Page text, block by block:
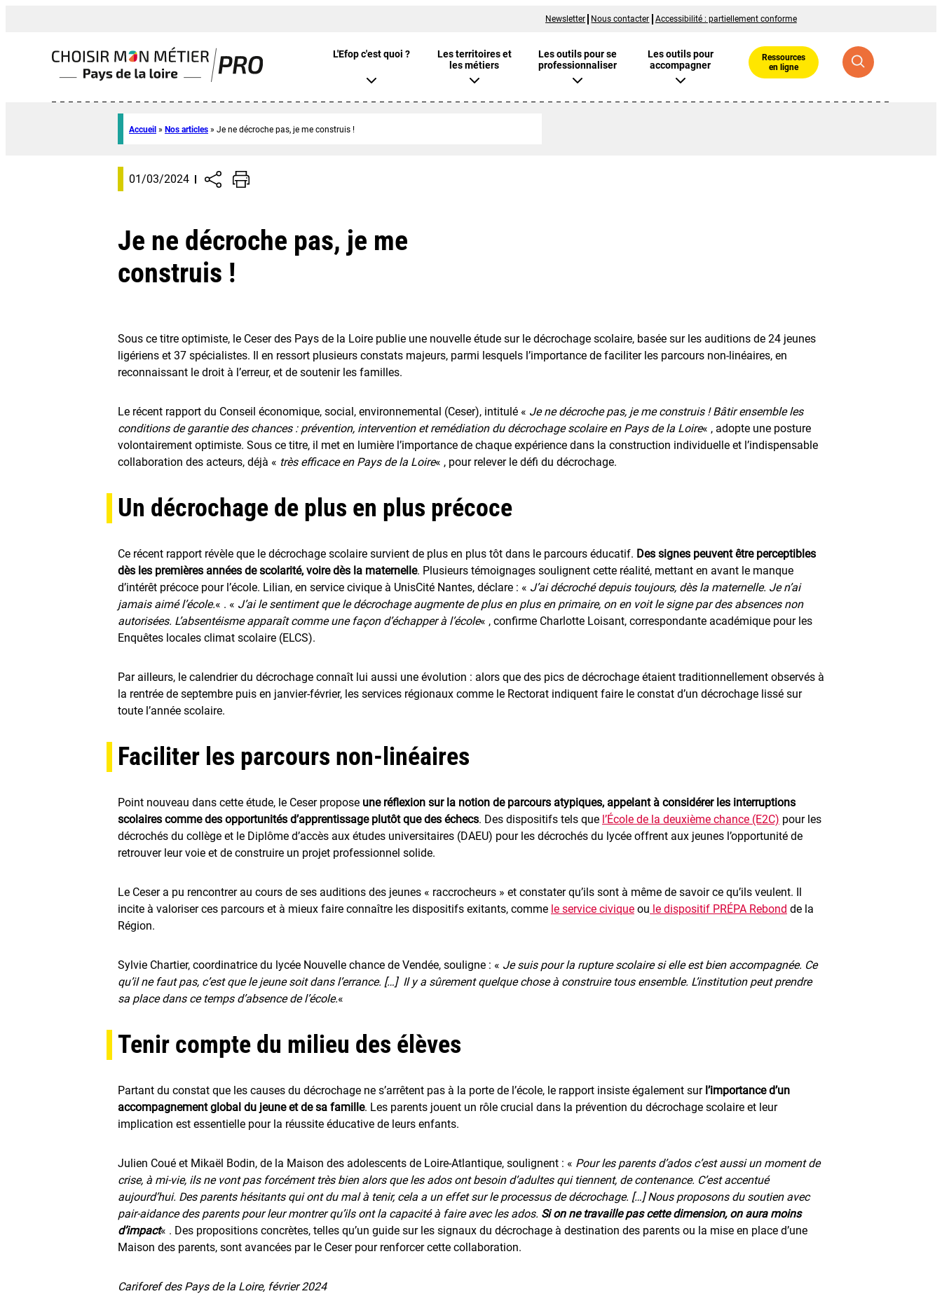
Newsletter Nous contacter Accessibilité : partiellement conforme
L'Efop c'est quoi ?
Les territoires et
les métiers
Les outils pour se
professionnaliser
Les outils pour
accompagner
Ressources
en ligne
Accueil » Nos articles » Je ne décroche pas, je me construis !
01/03/2024
Je ne décroche pas, je me
construis !
Sous ce titre optimiste, le Ceser des Pays de la Loire publie une nouvelle étude sur le décrochage scolaire, basée sur les auditions de 24 jeunes
ligériens et 37 spécialistes. Il en ressort plusieurs constats majeurs, parmi lesquels l’importance de faciliter les parcours non-linéaires, en
reconnaissant le droit à l’erreur, et de soutenir les familles.
Le récent rapport du Conseil économique, social, environnemental (Ceser), intitulé « Je ne décroche pas, je me construis ! Bâtir ensemble les
conditions de garantie des chances : prévention, intervention et remédiation du décrochage scolaire en Pays de la Loire« , adopte une posture
volontairement optimiste. Sous ce titre, il met en lumière l’importance de chaque expérience dans la construction individuelle et l’indispensable
collaboration des acteurs, déjà « très efficace en Pays de la Loire« , pour relever le défi du décrochage.
Un décrochage de plus en plus précoce
Ce récent rapport révèle que le décrochage scolaire survient de plus en plus tôt dans le parcours éducatif. Des signes peuvent être perceptibles
dès les premières années de scolarité, voire dès la maternelle. Plusieurs témoignages soulignent cette réalité, mettant en avant le manque
d’intérêt précoce pour l’école. Lilian, en service civique à UnisCité Nantes, déclare : « J’ai décroché depuis toujours, dès la maternelle. Je n’ai
jamais aimé l’école.« . « J’ai le sentiment que le décrochage augmente de plus en plus en primaire, on en voit le signe par des absences non
autorisées. L’absentéisme apparaît comme une façon d’échapper à l’école« , confirme Charlotte Loisant, correspondante académique pour les
Enquêtes locales climat scolaire (ELCS).
Par ailleurs, le calendrier du décrochage connaît lui aussi une évolution : alors que des pics de décrochage étaient traditionnellement observés à
la rentrée de septembre puis en janvier-février, les services régionaux comme le Rectorat indiquent faire le constat d’un décrochage lissé sur
toute l’année scolaire.
Faciliter les parcours non-linéaires
Point nouveau dans cette étude, le Ceser propose une réflexion sur la notion de parcours atypiques, appelant à considérer les interruptions
scolaires comme des opportunités d’apprentissage plutôt que des échecs. Des dispositifs tels que l’École de la deuxième chance (E2C) pour les
décrochés du collège et le Diplôme d’accès aux études universitaires (DAEU) pour les décrochés du lycée offrent aux jeunes l’opportunité de
retrouver leur voie et de construire un projet professionnel solide.
Le Ceser a pu rencontrer au cours de ses auditions des jeunes « raccrocheurs » et constater qu’ils sont à même de savoir ce qu’ils veulent. Il
incite à valoriser ces parcours et à mieux faire connaître les dispositifs exitants, comme le service civique ou le dispositif PRÉPA Rebond de la
Région.
Sylvie Chartier, coordinatrice du lycée Nouvelle chance de Vendée, souligne : « Je suis pour la rupture scolaire si elle est bien accompagnée. Ce
qu’il ne faut pas, c’est que le jeune soit dans l’errance. […] Il y a sûrement quelque chose à construire tous ensemble. L’institution peut prendre
sa place dans ce temps d’absence de l’école.«
Tenir compte du milieu des élèves
Partant du constat que les causes du décrochage ne s’arrêtent pas à la porte de l’école, le rapport insiste également sur l’importance d’un
accompagnement global du jeune et de sa famille. Les parents jouent un rôle crucial dans la prévention du décrochage scolaire et leur
implication est essentielle pour la réussite éducative de leurs enfants.
Julien Coué et Mikaël Bodin, de la Maison des adolescents de Loire-Atlantique, soulignent : « Pour les parents d’ados c’est aussi un moment de
crise, à mi-vie, ils ne vont pas forcément très bien alors que les ados ont besoin d’adultes qui tiennent, de contenance. C’est accentué
aujourd’hui. Des parents hésitants qui ont du mal à tenir, cela a un effet sur le processus de décrochage. […] Nous proposons du soutien avec
pair-aidance des parents pour leur montrer qu’ils ont la capacité à faire avec les ados. Si on ne travaille pas cette dimension, on aura moins
d’impact« . Des propositions concrètes, telles qu’un guide sur les signaux du décrochage à destination des parents ou la mise en place d’une
Maison des parents, sont avancées par le Ceser pour renforcer cette collaboration.
Cariforef des Pays de la Loire, février 2024